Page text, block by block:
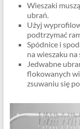
Wieszaki
ubrań.
Użyj
podtrzymać
Spódnice i
na wieszaku na
Jedwabne
flokowanych
zsuwaniu się